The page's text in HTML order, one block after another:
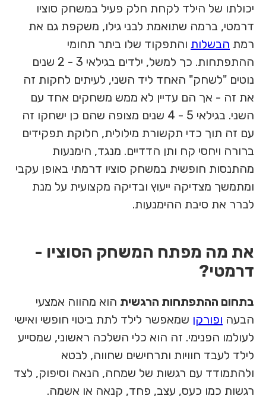
יכולתו של הילד לקחת חלק פעיל במשחק סוציו
דרמטי, ברמה שתואמת לבני גילו, משקפת גם את
רמת הבשלות והתפקוד שלו ביתר תחומי
ההתפתחות. כך למשל, ילדים בגילאי 3 - 2 שנים
נוטים "לשחק" האחד ליד השני, לעיתים לחקות זה
את זה - אך הם עדיין לא ממש משחקים אחד עם
השני. בגילאי 5 - 4 שנים מצופה שהם כן ישחקו זה
עם זה תוך כדי תקשורת מילולית, חלוקת תפקידים
ברורה ויחסי קח ותן הדדיים. מנגד, הימנעות
מהתנסות חופשית במשחק סוציו דרמתי באופן עקבי
ומתמשך מצדיקה ייעוץ ובדיקה מקצועית על מנת
לברר את סיבת ההימנעות.
את מה מפתח המשחק הסוציו -
דרמטי?
בתחום ההתפתחות הרגשית הוא מהווה אמצעי
הבעה ופורקן שמאפשר לילד לתת ביטוי חופשי ואישי
לעולמו הפנימי. זה הוא כלי השלכה ראשוני, שמסייע
לילד לעבד חוויות ותרחישים שחווה, לבטא
ולהתמודד עם רגשות של שמחה, הנאה וסיפוק, לצד
רגשות כמו כעס, עצב, פחד, קנאה או אשמה.